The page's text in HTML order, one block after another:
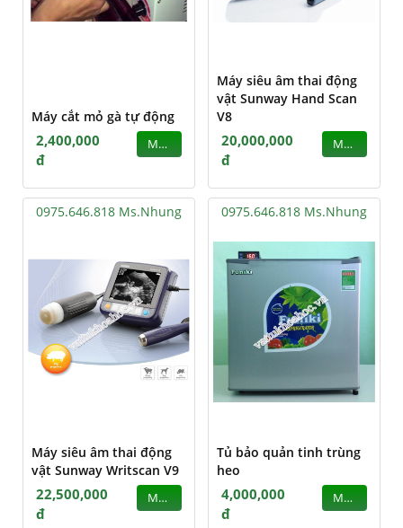
Máy cắt mỏ gà tự động
2,400,000
đ
MUA
Máy siêu âm thai động
vật Sunway Hand Scan
V8
20,000,000
đ
MUA
0975.646.818 Ms.Nhung
Máy siêu âm thai động
vật Sunway Writscan V9
22,500,000
đ
MUA
0975.646.818 Ms.Nhung
Tủ bảo quản tinh trùng
heo
4,000,000
đ
MUA